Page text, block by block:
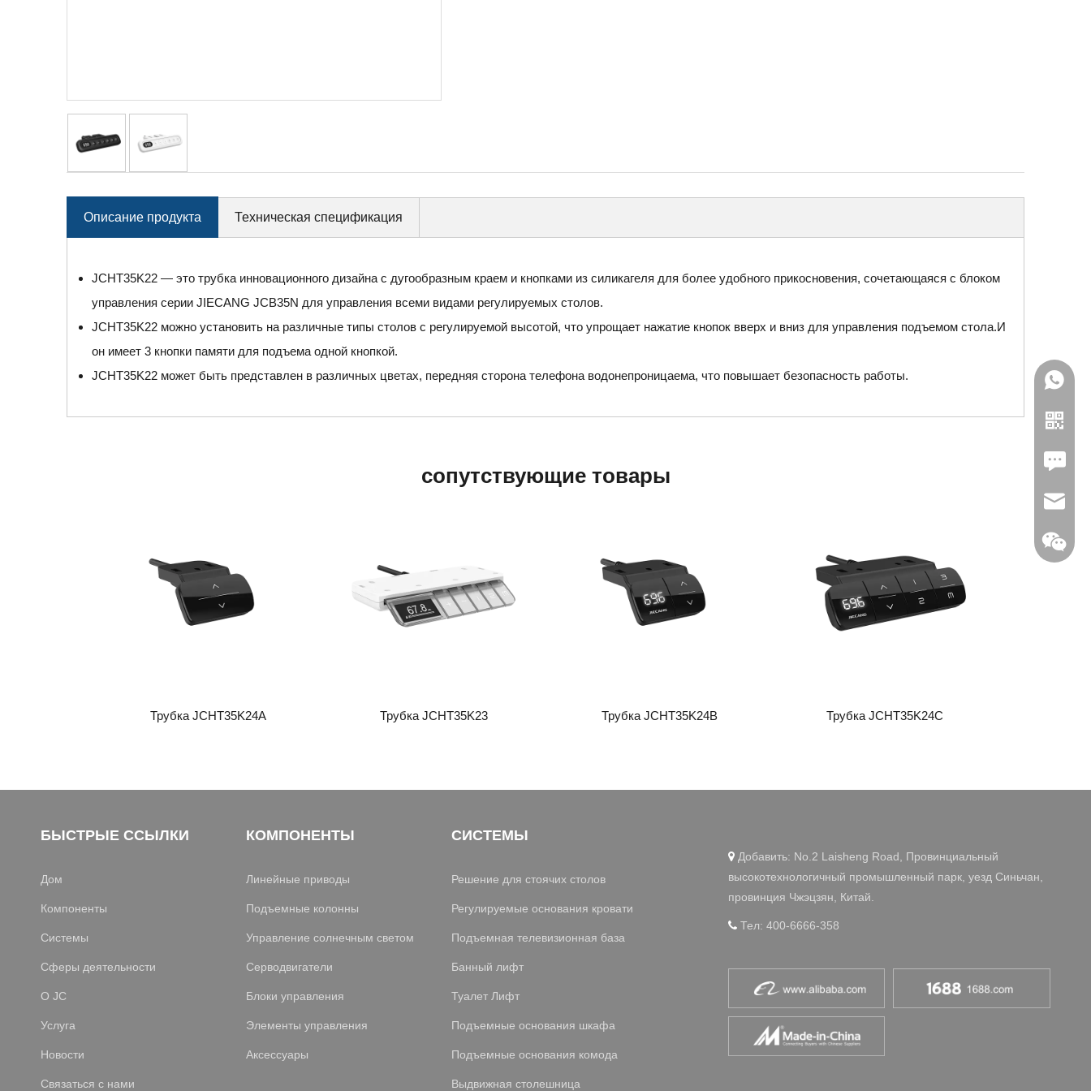
Описание продукта Техническая спецификация
JCHT35K22 — это трубка инновационного дизайна с дугообразным краем и кнопками из силикагеля для более удобного прикосновения, сочетающаяся с блоком
управления серии JIECANG JCB35N для управления всеми видами регулируемых столов.
JCHT35K22 можно установить на различные типы столов с регулируемой высотой, что упрощает нажатие кнопок вверх и вниз для управления подъемом стола.И
он имеет 3 кнопки памяти для подъема одной кнопкой.
JCHT35K22 может быть представлен в различных цветах, передняя сторона телефона водонепроницаема, что повышает безопасность работы.
сопутствующие товары
Трубка JCHT35K24A Трубка JCHT35K23 Трубка JCHT35K24B Трубка JCHT35K24C
БЫСТРЫЕ ССЫЛКИ
Дом
Компоненты
Системы
Сферы деятельности
О JC
Услуга
Новости
Связаться с нами
КОМПОНЕНТЫ
Линейные приводы
Подъемные колонны
Управление солнечным светом
Серводвигатели
Блоки управления
Элементы управления
Аксессуары
Leave
WeChat
СИСТЕМЫ
Решение для стоячих столов
Регулируемые основания кровати
Подъемная телевизионная база
Банный лифт
Туалет Лифт
Подъемные основания шкафа
Подъемные основания комода
Выдвижная столешница
Добавить: No.2 Laisheng Road, Провинциальный
высокотехнологичный промышленный парк, уезд Синьчан,
провинция Чжэцзян, Китай.
 Тел: 400-6666-358